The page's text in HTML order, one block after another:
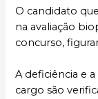
O candidato
na avaliação
concurso,
A deficiência e
cargo são